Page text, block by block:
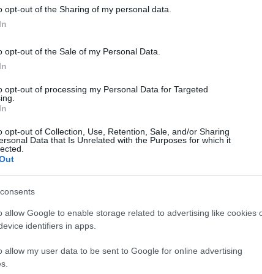
opt-out of the Sharing of my personal data.
opt-out of the Sale of my Personal Data.
opt-out of processing my Personal Data for Targeted
opt-out of Collection, Use, Retention, Sale, and/or Sharing
Data that Is Unrelated with the Purposes for which it
allow Google to enable storage related to advertising like cookies
identifiers in apps.
allow my user data to be sent to Google for online advertising
Защита от сетевых атакМодуль защиты от сетевых атак,
активность в сети и позволяет предварительно установить правила
компонента является своевременное определение и предотвращение
сканирования портов, атак тип «отказ в обслуживании», буферного
злоумышленников. Модуль защиты от целевых атак использует
соединения, которые соответствуют описаниям известных целевых атак.
Интернет является одним из ключевых
ваших сотрудников от подобных угроз, Kaspersky Endpoint Security for Mac:
траффик;
использует сигнатурные
эвристический анализ и методы облачных технологий (KSN).
Чтобы
информации, киберпреступники создают поддельные (фишинговые)
подобных сайтов, Kaspersky Endpoint Security for Mac использует
веб-ссылки на наличие параметров, характерных для фишинговых веб-
Проверка в режиме реального времени
Файлы сканируются в режиме
копировании, запуске и сохранении, что позволяет выявлять и
корпоративную сеть. Проактивный эвристический анализатор
запросу или по расписанию.
Частые обновленияАвтоматические регулярные и экстренные
обнаружения угроз и стабильную защиту корпоративной ИТ-
использование системных ресурсов
Интеллектуальная